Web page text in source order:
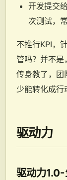
开发提交
次测试，
不推行KPI，
管吗？并不
传身教了，团
少能转化成行
驱动力
驱动力